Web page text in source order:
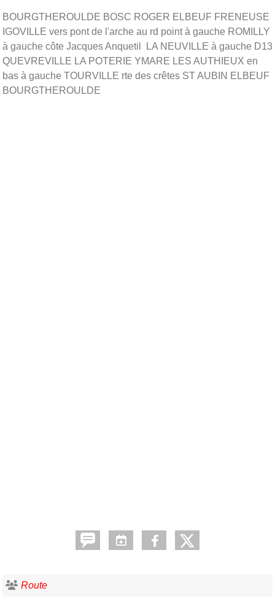
BOURGTHEROULDE BOSC ROGER ELBEUF FRENEUSE
IGOVILLE vers pont de l'arche au rd point à gauche ROMILLY
à gauche côte Jacques Anquetil LA NEUVILLE à gauche D13
QUEVREVILLE LA POTERIE YMARE LES AUTHIEUX en
bas à gauche TOURVILLE rte des crêtes ST AUBIN ELBEUF
BOURGTHEROULDE
Route